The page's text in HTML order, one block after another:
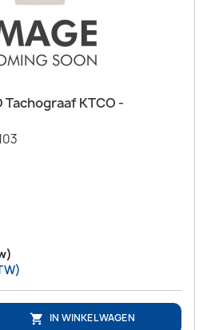
KTCO -
 IN WINKELWAGEN